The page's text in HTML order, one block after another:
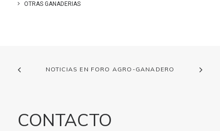
OTRAS GANADERIAS
NOTICIAS EN FORO AGRO-GANADERO
CONTACTO